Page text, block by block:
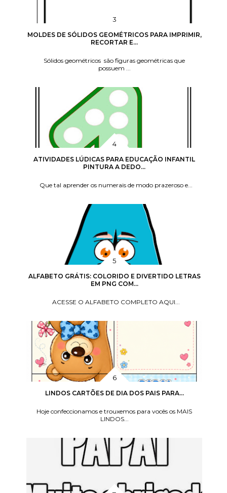
MOLDES DE SÓLIDOS GEOMÉTRICOS PARA IMPRIMIR,
RECORTAR E...
Sólidos geométricos são figuras geométricas que
possuem ...
ATIVIDADES LÚDICAS PARA EDUCAÇÃO INFANTIL
PINTURA A DEDO...
Que tal aprender os numerais de modo prazeroso e...
ALFABETO GRÁTIS: COLORIDO E DIVERTIDO LETRAS
EM PNG COM...
ACESSE O ALFABETO COMPLETO AQUI...
LINDOS CARTÕES DE DIA DOS PAIS PARA...
Hoje confeccionamos e trouxemos para vocês os MAIS
LINDOS...